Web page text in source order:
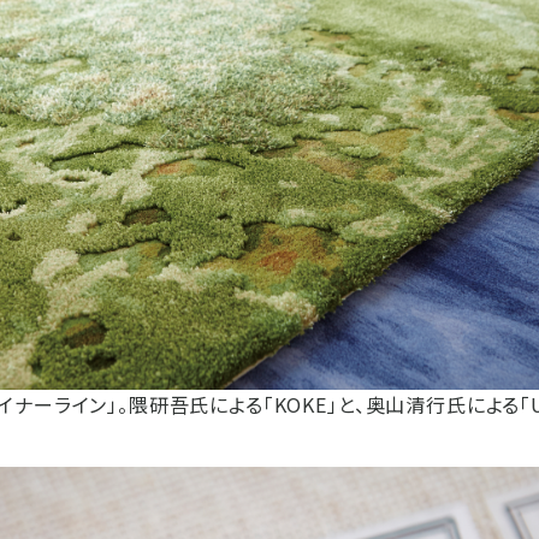
ナーライン」。隈研吾氏による「KOKE」と、奥山清行氏による「